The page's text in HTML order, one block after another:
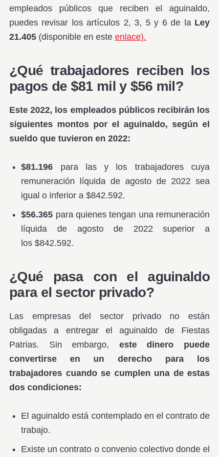
empleados públicos que reciben el aguinaldo,
puedes revisar los artículos 2, 3, 5 y 6 de la Ley
21.405 (disponible en este enlace).
¿Qué trabajadores reciben los
pagos de $81 mil y $56 mil?
Este 2022, los empleados públicos recibirán los
siguientes montos por el aguinaldo, según el
sueldo que tuvieron en 2022:
$81.196 para las y los trabajadores cuya
remuneración líquida de agosto de 2022 sea
igual o inferior a $842.592.
$56.365 para quienes tengan una remuneración
líquida de agosto de 2022 superior a
los $842.592.
¿Qué pasa con el aguinaldo
para el sector privado?
Las empresas del sector privado no están
obligadas a entregar el aguinaldo de Fiestas
Patrias. Sin embargo, este dinero puede
convertirse en un derecho
para los
trabajadores cuando se cumplen una de estas
dos condiciones:
El aguinaldo está contemplado en el contrato de
trabajo.
Existe un contrato o convenio colectivo donde el